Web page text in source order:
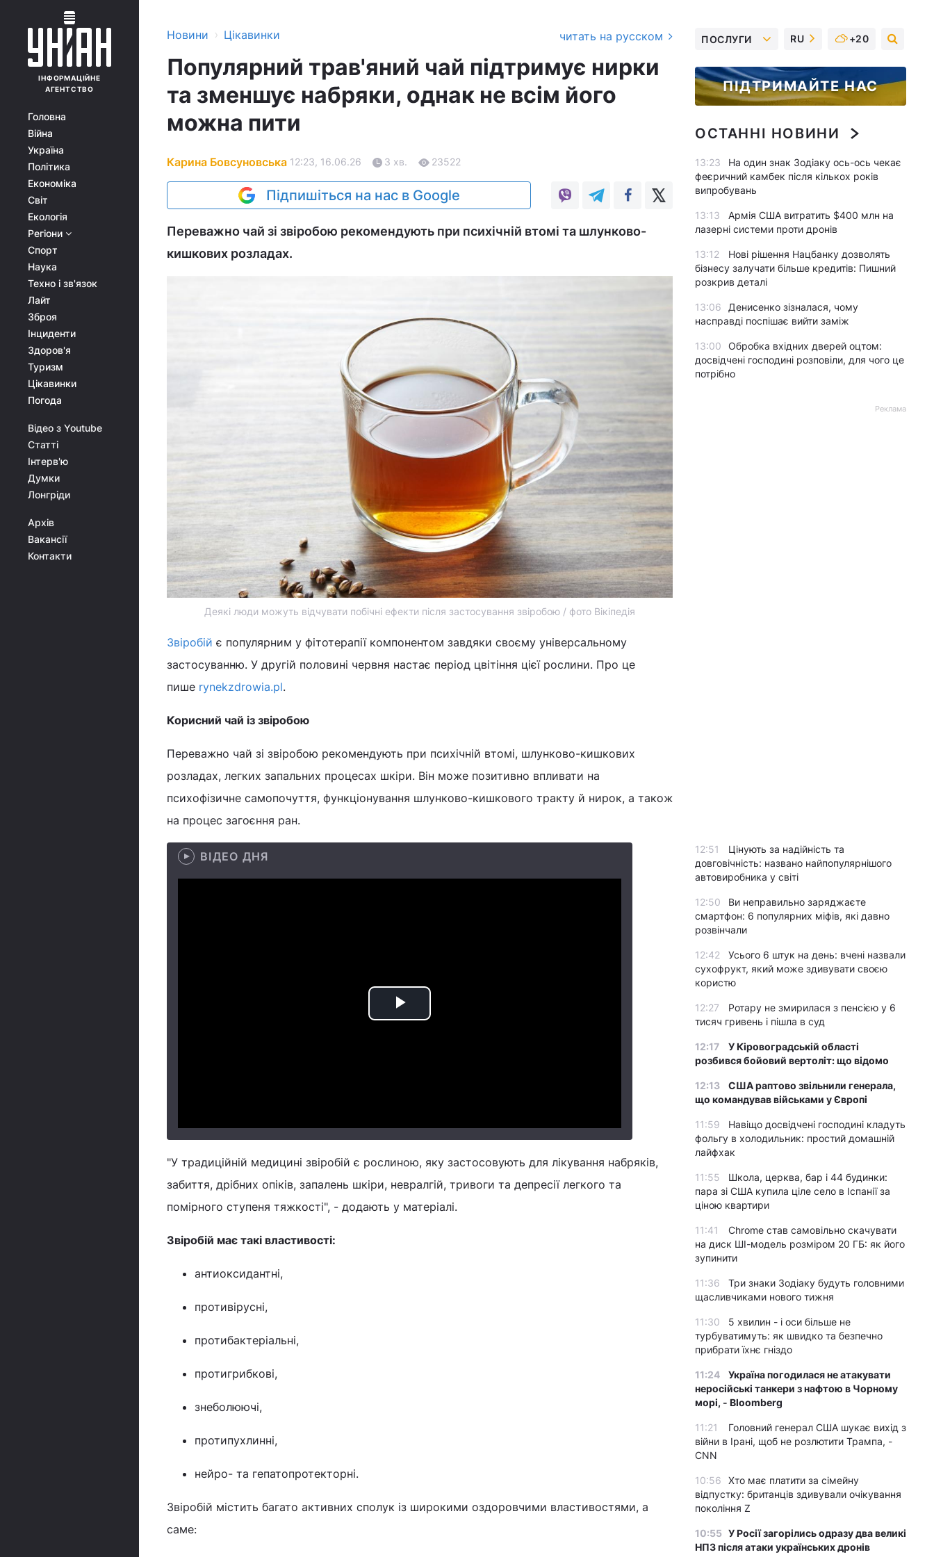
ІНФОРМАЦІЙНЕ
АГЕНТСТВО
Головна
Війна
Україна
Політика
Економіка
Світ
Екологія
Регіони
Спорт
Наука
Техно і зв'язок
Лайт
Зброя
Інциденти
Здоров'я
Туризм
Цікавинки
Погода
Відео з Youtube
Статті
Інтерв'ю
Думки
Лонгріди
Архів
Вакансії
Контакти
Новини › Цікавинки читать на русском
Популярний трав'яний чай підтримує нирки
та зменшує набряки, однак не всім його
можна пити
Карина Бовсуновська 12:23, 16.06.26 3 хв. 23522
Підпишіться на нас в Google
Переважно чай зі звіробою рекомендують при психічній втомі та шлунково-
кишкових розладах.
Деякі люди можуть відчувати побічні ефекти після застосування звіробою / фото Вікіпедія
Звіробій є популярним у фітотерапії компонентом завдяки своєму універсальному
застосуванню. У другій половині червня настає період цвітіння цієї рослини. Про це
пише rynekzdrowia.pl.
Корисний чай із звіробою
Переважно чай зі звіробою рекомендують при психічній втомі, шлунково-кишкових
розладах, легких запальних процесах шкіри. Він може позитивно впливати на
психофізичне самопочуття, функціонування шлунково-кишкового тракту й нирок, а також
на процес загоєння ран.
ВІДЕО ДНЯ
Play
"У традиційній медицині звіробій є рослиною, яку застосовують для лікування набряків,
забиття, дрібних опіків, запалень шкіри, невралгій, тривоги та депресії легкого та
помірного ступеня тяжкості", - додають у матеріалі.
Звіробій має такі властивості:
антиоксидантні,
противірусні,
протибактеріальні,
протигрибкові,
знеболюючі,
протипухлинні,
нейро- та гепатопротекторні.
Звіробій містить багато активних сполук із широкими оздоровчими властивостями, а
саме:
ПОСЛУГИ RU +20
ПІДТРИМАЙТЕ НАС
ОСТАННІ НОВИНИ
13:23
На один знак Зодіаку ось-ось чекає
феєричний камбек після кількох років
випробувань
13:13
Армія США витратить $400 млн на
лазерні системи проти дронів
13:12
Нові рішення Нацбанку дозволять
бізнесу залучати більше кредитів: Пишний
розкрив деталі
13:06
Денисенко зізналася, чому
насправді поспішає вийти заміж
13:00
Обробка вхідних дверей оцтом:
досвідчені господині розповіли, для чого це
потрібно
Реклама
12:51
Цінують за надійність та
довговічність: названо найпопулярнішого
автовиробника у світі
12:50
Ви неправильно заряджаєте
смартфон: 6 популярних міфів, які давно
розвінчали
12:42
Усього 6 штук на день: вчені назвали
сухофрукт, який може здивувати своєю
користю
12:27
Ротару не змирилася з пенсією у 6
тисяч гривень і пішла в суд
12:17
У Кіровоградській області
розбився бойовий вертоліт: що відомо
12:13
США раптово звільнили генерала,
що командував військами у Європі
11:59
Навіщо досвідчені господині кладуть
фольгу в холодильник: простий домашній
лайфхак
11:55
Школа, церква, бар і 44 будинки:
пара зі США купила ціле село в Іспанії за
ціною квартири
11:41
Chrome став самовільно скачувати
на диск ШІ-модель розміром 20 ГБ: як його
зупинити
11:36
Три знаки Зодіаку будуть головними
щасливчиками нового тижня
11:30
5 хвилин - і оси більше не
турбуватимуть: як швидко та безпечно
прибрати їхнє гніздо
11:24
Україна погодилася не атакувати
неросійські танкери з нафтою в Чорному
морі, - Bloomberg
11:21
Головний генерал США шукає вихід з
війни в Ірані, щоб не розлютити Трампа, -
CNN
10:56
Хто має платити за сімейну
відпустку: британців здивували очікування
покоління Z
10:55 У Росії загорілись одразу два великі
НПЗ після атаки українських дронів